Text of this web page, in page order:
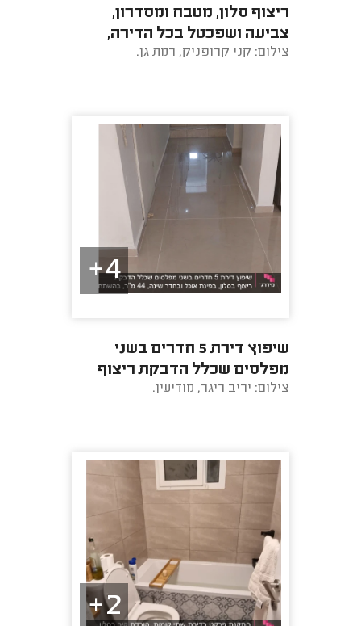
ריצוף סלון, מטבח ומסדרון,
צביעה ושפכטל בכל הדירה,
שיפוץ 2 חדרי אמבטיה מהיסוד
צילום: קני קרופניק, רמת גן.
4+
שיפוץ דירת 5 חדרים בשני
מפלסים שכלל הדבקת ריצוף
בסלון, בפינת אוכל ובחדר שינה,
צילום: יריב ריגר, מודיעין.
2+